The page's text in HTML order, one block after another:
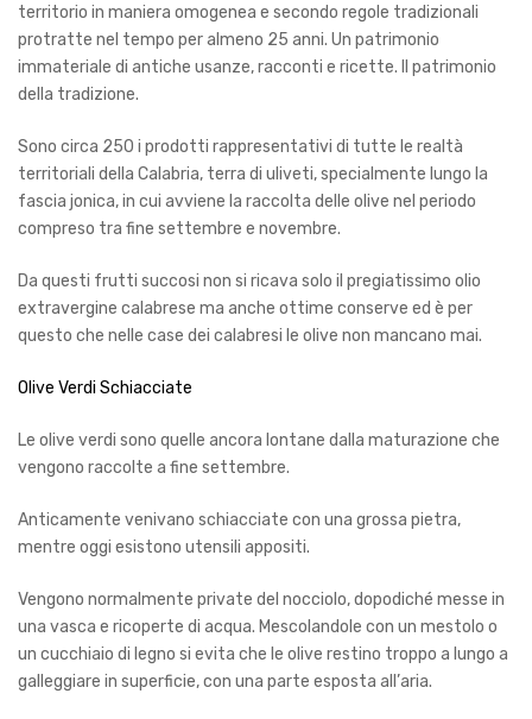
territorio in maniera omogenea e secondo regole tradizionali
protratte nel tempo per almeno 25 anni. Un patrimonio
immateriale di antiche usanze, racconti e ricette. Il patrimonio
della tradizione.
Sono circa 250 i prodotti rappresentativi di tutte le realtà
territoriali della Calabria, terra di uliveti, specialmente lungo la
fascia jonica, in cui avviene la raccolta delle olive nel periodo
compreso tra fine settembre e novembre.
Da questi frutti succosi non si ricava solo il pregiatissimo olio
extravergine calabrese ma anche ottime conserve ed è per
questo che nelle case dei calabresi le olive non mancano mai.
Olive Verdi Schiacciate
Le olive verdi sono quelle ancora lontane dalla maturazione che
vengono raccolte a fine settembre.
Anticamente venivano schiacciate con una grossa pietra,
mentre oggi esistono utensili appositi.
Vengono normalmente private del nocciolo, dopodiché messe in
una vasca e ricoperte di acqua. Mescolandole con un mestolo o
un cucchiaio di legno si evita che le olive restino troppo a lungo a
galleggiare in superficie, con una parte esposta all ’aria.